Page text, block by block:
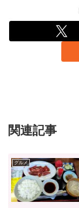
関連記事
グルメ